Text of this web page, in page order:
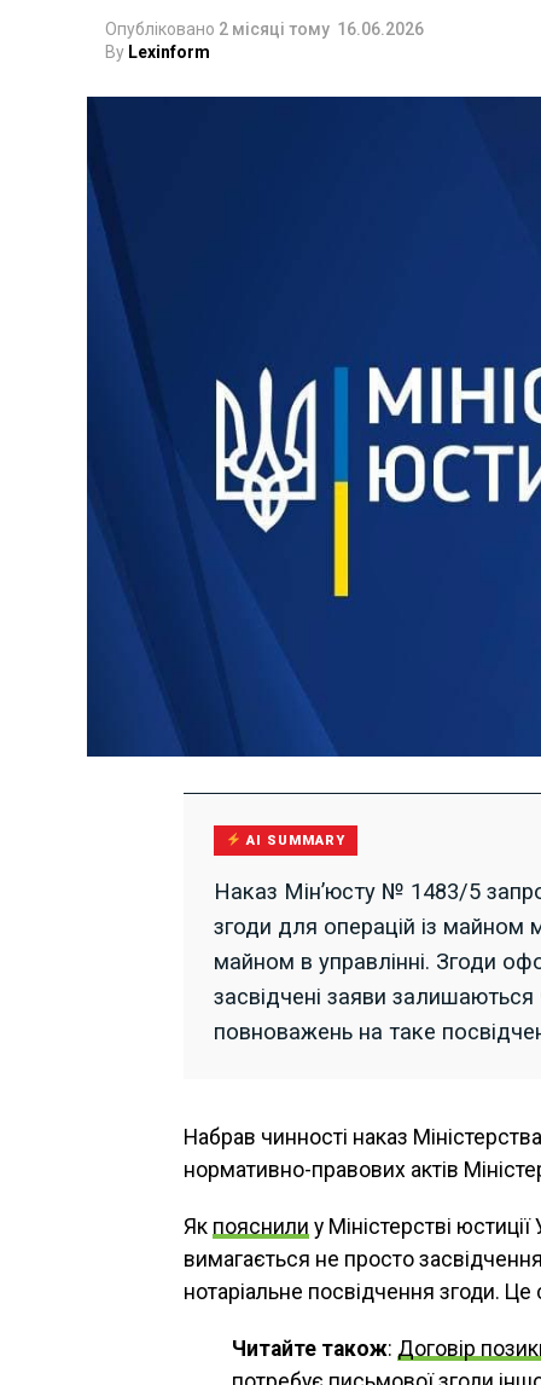
Опубліковано 2 місяці тому 16.06.2026
By Lexinform
AI SUMMARY
Наказ Мін’юсту № 1483/5
згоди для операцій із майном
майном в управлінні. Згоди
засвідчені заяви
повноважень на таке
Набрав чинності наказ
нормативно-правових актів
Як пояснили у Міністерстві
вимагається не просто
нотаріальне посвідчення згоди.
Читайте також: Договір